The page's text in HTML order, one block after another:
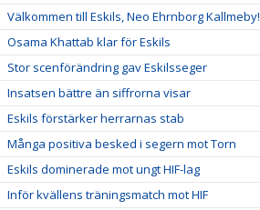
Välkommen till Eskils, Neo Ehrnborg Kallmeby!
Osama Khattab klar för Eskils
Stor scenförändring gav Eskilsseger
Insatsen bättre än siffrorna visar
Eskils förstärker herrarnas stab
Många positiva besked i segern mot Torn
Eskils dominerade mot ungt HIF-lag
Inför kvällens träningsmatch mot HIF